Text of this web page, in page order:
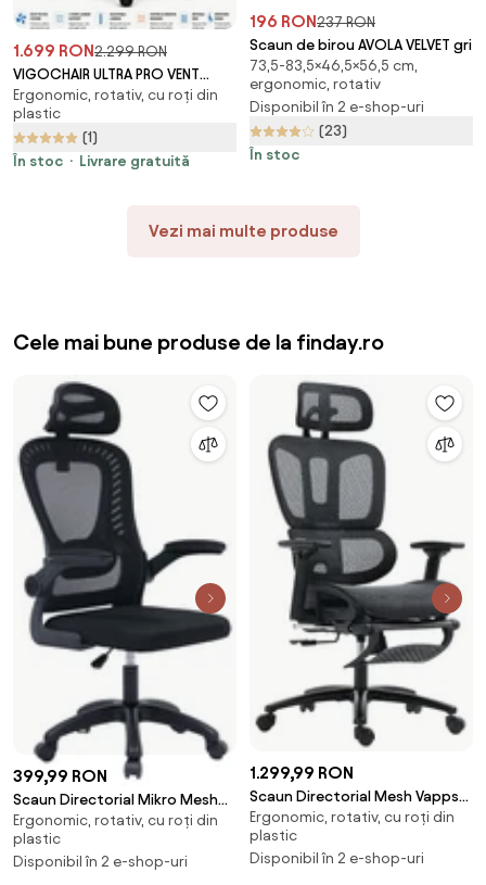
1.699 RON2.299 RON
VIGOCHAIR ULTRA PRO VENT
Scaun ergonomic, suport
lombar cu masaj si incalzire,
sezut cu ventilatie, sezut
translatie, spatar reglare
Ergonomic, rotativ, cu roți din
plastic
(1)
În stoc
Livrare gratuită
196 RON237 RON
Scaun de birou AVOLA VELVET gri
73,5-83,5×46,5×56,5 cm,
ergonomic, rotativ
Disponibil în 2 e-shop-uri
(23)
În stoc
Vezi mai multe produse
Cele mai bune produse de la finday.ro
399,99 RON
Scaun Directorial Mikro Mesh
Negru
Ergonomic, rotativ, cu roți din
plastic
Disponibil în 2 e-shop-uri
1.299,99 RON
Scaun Directorial Mesh Vapps
Negru
Ergonomic, rotativ, cu roți din
plastic
Disponibil în 2 e-shop-uri